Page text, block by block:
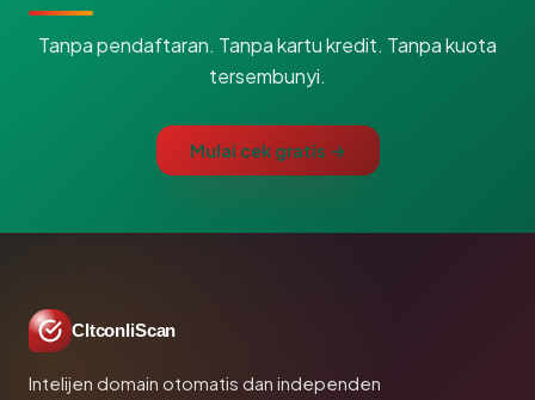
Tanpa pendaftaran. Tanpa kartu kredit. Tanpa kuota
tersembunyi.
Mulai cek gratis →
CltconliScan
Intelijen domain otomatis dan independen